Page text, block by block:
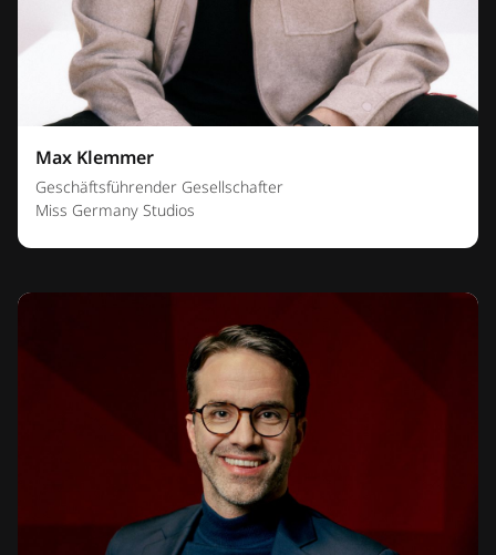
Max Klemmer
Geschäftsführender Gesellschafter
Miss Germany Studios